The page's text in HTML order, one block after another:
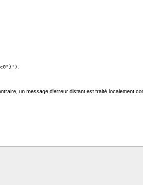
un message d'erreur distant est traité localement